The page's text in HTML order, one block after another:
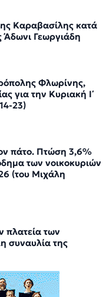
Φλωρίνης,
για την Κυριακή Ι΄
23)
πάτο. Πτώση 3,6%
των νοικοκυριών
(του Μιχάλη
πλατεία των
συναυλία της